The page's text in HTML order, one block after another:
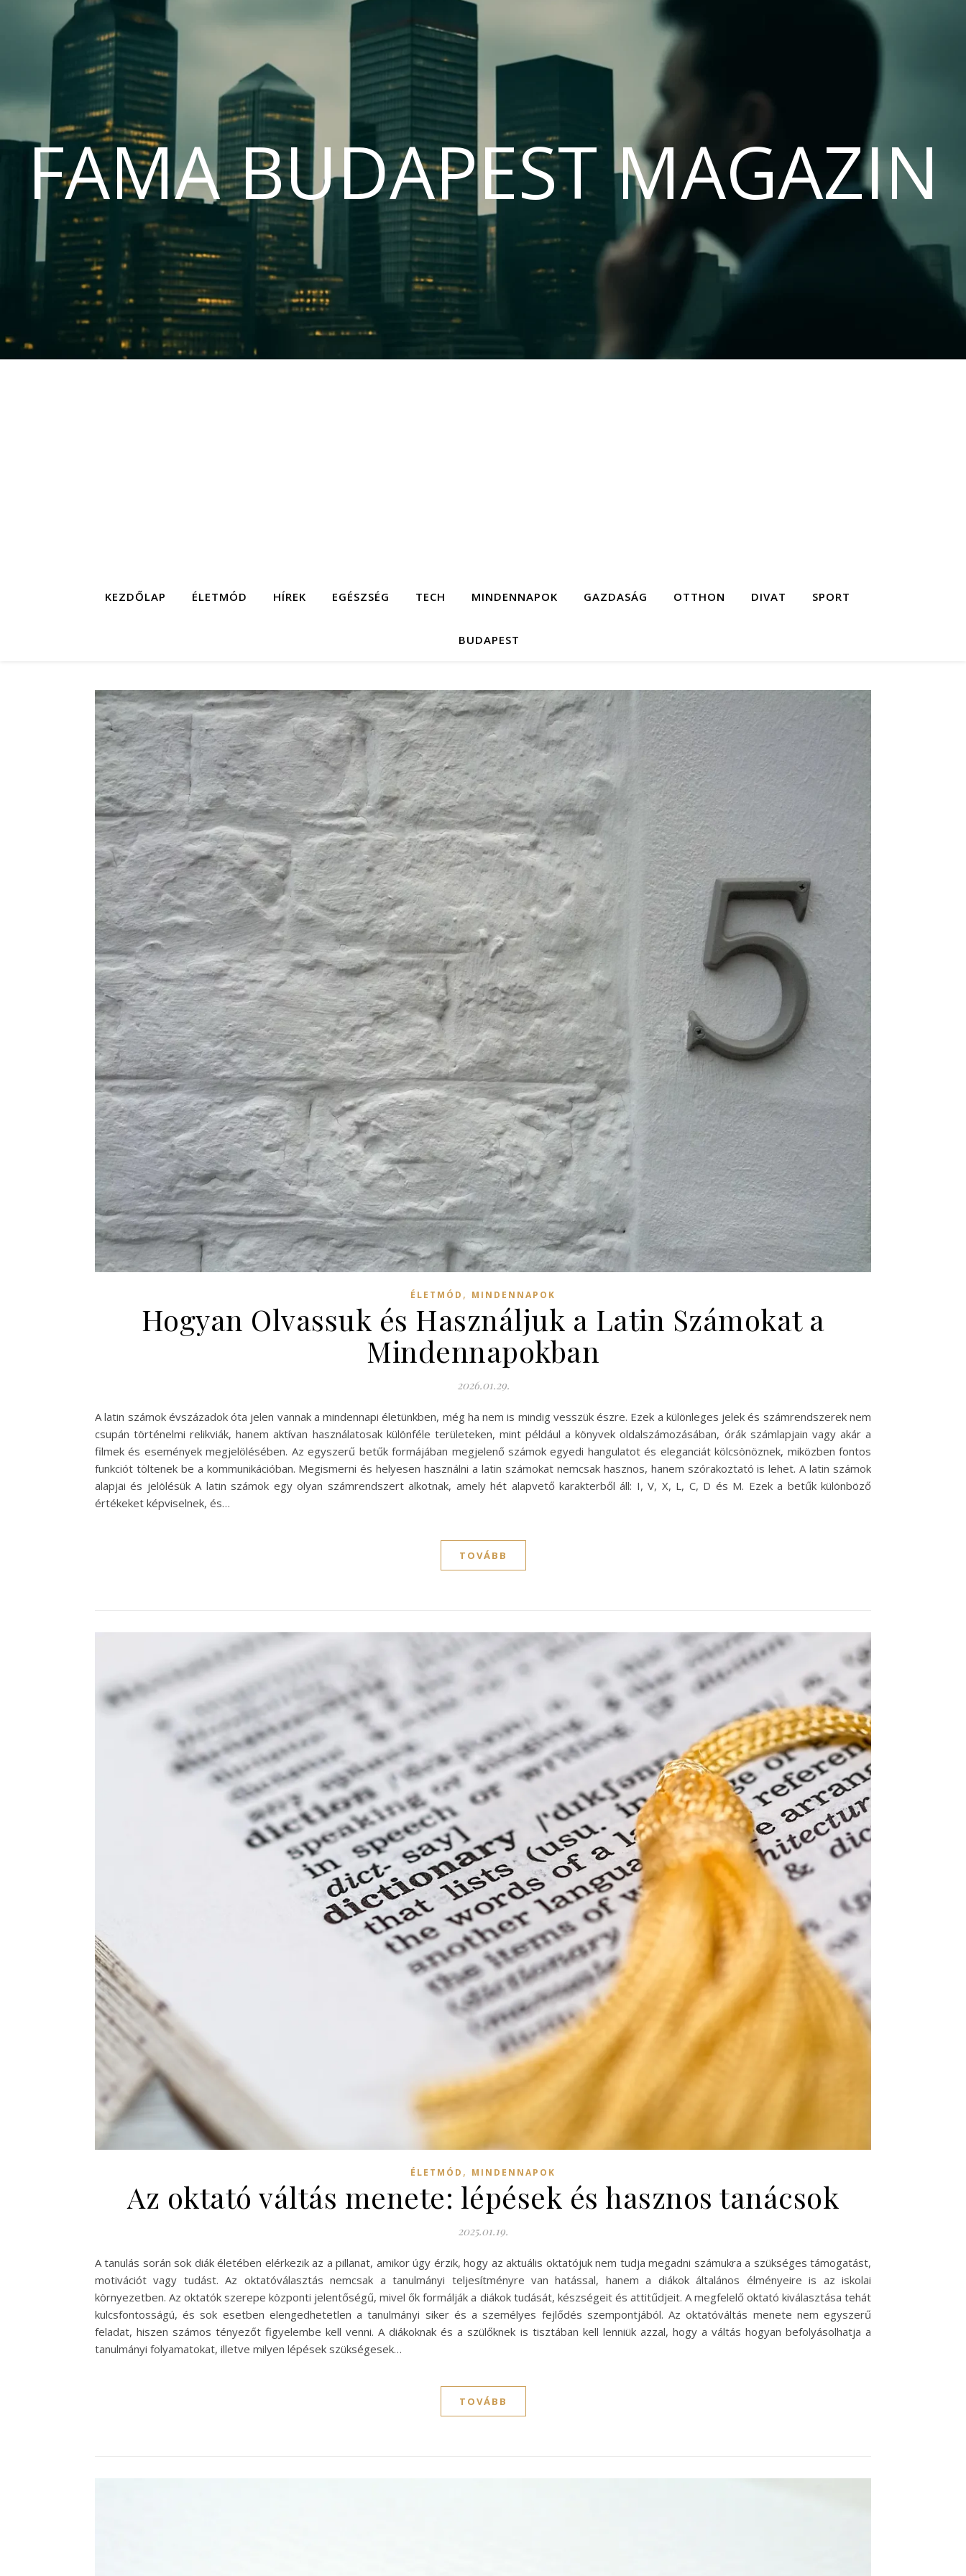
FAMA BUDAPEST MAGAZIN
KEZDŐLAP ÉLETMÓD HÍREK EGÉSZSÉG TECH MINDENNAPOK GAZDASÁG OTTHON DIVAT SPORT
BUDAPEST
ÉLETMÓD , MINDENNAPOK
Hogyan Olvassuk és Használjuk a Latin Számokat a
Mindennapokban
2026.01.29.
A latin számok évszázadok óta jelen vannak a mindennapi életünkben, még ha nem is mindig vesszük észre. Ezek a különleges jelek és számrendszerek nem
csupán történelmi relikviák, hanem aktívan használatosak különféle területeken, mint például a könyvek oldalszámozásában, órák számlapjain vagy akár a
filmek és események megjelölésében. Az egyszerű betűk formájában megjelenő számok egyedi hangulatot és eleganciát kölcsönöznek, miközben fontos
funkciót töltenek be a kommunikációban. Megismerni és helyesen használni a latin számokat nemcsak hasznos, hanem szórakoztató is lehet. A latin számok
alapjai és jelölésük A latin számok egy olyan számrendszert alkotnak, amely hét alapvető karakterből áll: I, V, X, L, C, D és M. Ezek a betűk különböző
értékeket képviselnek, és…
TOVÁBB
ÉLETMÓD , MINDENNAPOK
Az oktató váltás menete: lépések és hasznos tanácsok
2025.01.19.
A tanulás során sok diák életében elérkezik az a pillanat, amikor úgy érzik, hogy az aktuális oktatójuk nem tudja megadni számukra a szükséges támogatást,
motivációt vagy tudást. Az oktatóválasztás nemcsak a tanulmányi teljesítményre van hatással, hanem a diákok általános élményeire is az iskolai
környezetben. Az oktatók szerepe központi jelentőségű, mivel ők formálják a diákok tudását, készségeit és attitűdjeit. A megfelelő oktató kiválasztása tehát
kulcsfontosságú, és sok esetben elengedhetetlen a tanulmányi siker és a személyes fejlődés szempontjából. Az oktatóváltás menete nem egyszerű
feladat, hiszen számos tényezőt figyelembe kell venni. A diákoknak és a szülőknek is tisztában kell lenniük azzal, hogy a váltás hogyan befolyásolhatja a
tanulmányi folyamatokat, illetve milyen lépések szükségesek…
TOVÁBB